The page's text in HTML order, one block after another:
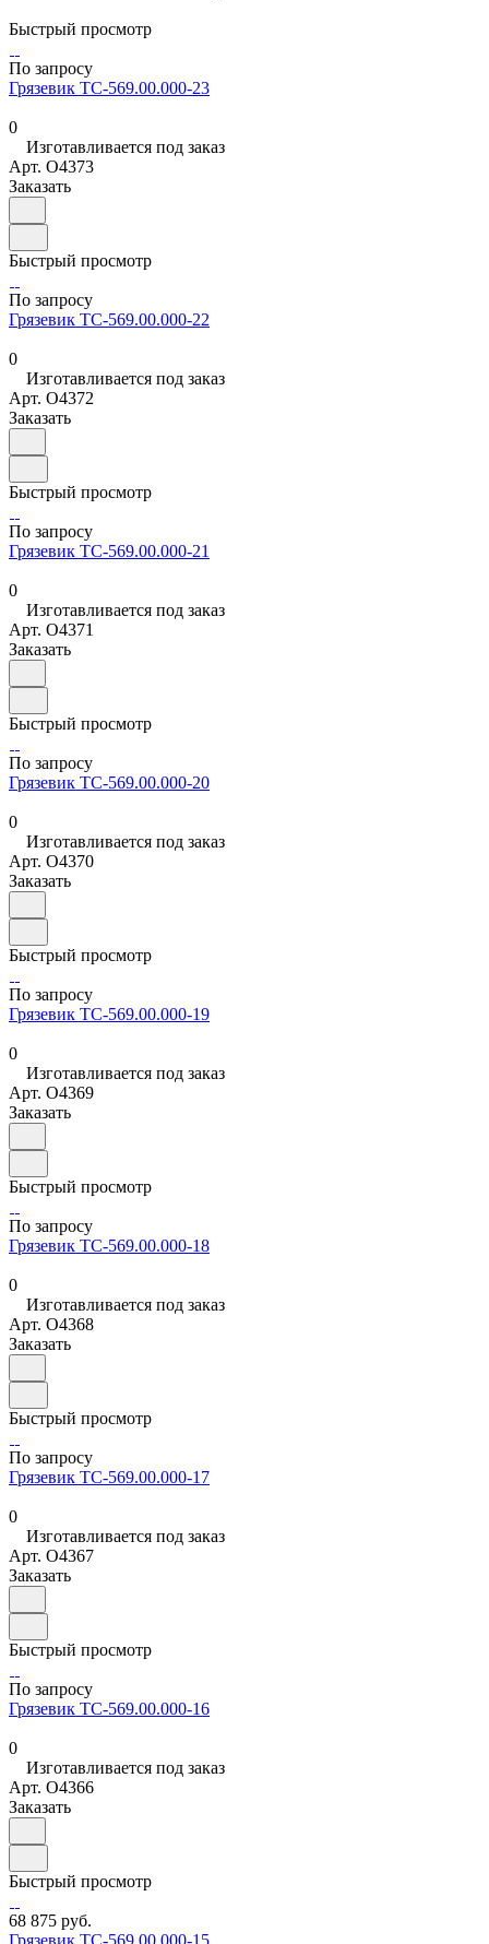
Быстрый просмотр
По запросу
Грязевик ТС-569.00.000-23
0
Изготавливается под заказ
Арт. O4373
Заказать
Быстрый просмотр
По запросу
Грязевик ТС-569.00.000-22
0
Изготавливается под заказ
Арт. O4372
Заказать
Быстрый просмотр
По запросу
Грязевик ТС-569.00.000-21
0
Изготавливается под заказ
Арт. O4371
Заказать
Быстрый просмотр
По запросу
Грязевик ТС-569.00.000-20
0
Изготавливается под заказ
Арт. O4370
Заказать
Быстрый просмотр
По запросу
Грязевик ТС-569.00.000-19
0
Изготавливается под заказ
Арт. O4369
Заказать
Быстрый просмотр
По запросу
Грязевик ТС-569.00.000-18
0
Изготавливается под заказ
Арт. O4368
Заказать
Быстрый просмотр
По запросу
Грязевик ТС-569.00.000-17
0
Изготавливается под заказ
Арт. O4367
Заказать
Быстрый просмотр
По запросу
Грязевик ТС-569.00.000-16
0
Изготавливается под заказ
Арт. O4366
Заказать
Быстрый просмотр
68 875 руб.